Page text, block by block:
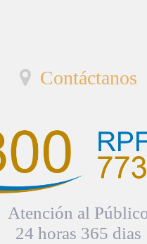
Contáctanos
Atención al
24 horas 365 dias